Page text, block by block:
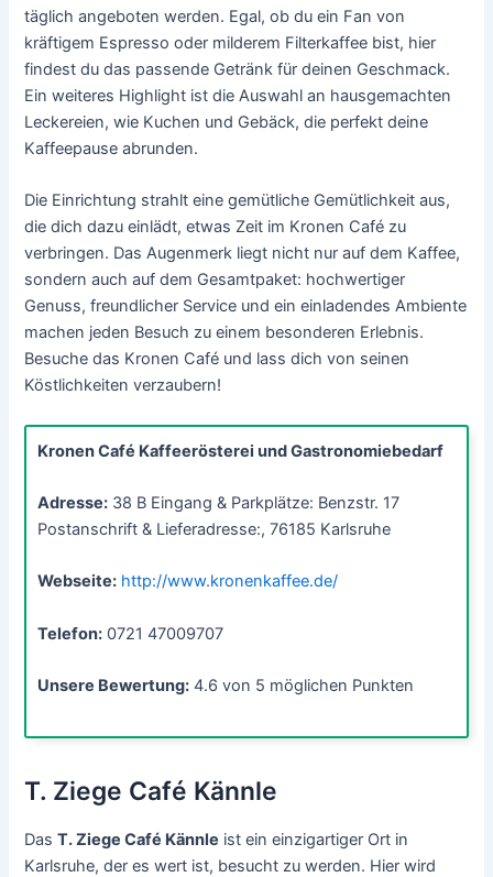
täglich angeboten werden. Egal, ob du ein Fan von
kräftigem Espresso oder milderem Filterkaffee bist, hier
findest du das passende Getränk für deinen Geschmack.
Ein weiteres Highlight ist die Auswahl an hausgemachten
Leckereien, wie Kuchen und Gebäck, die perfekt deine
Kaffeepause abrunden.
Die Einrichtung strahlt eine gemütliche Gemütlichkeit aus,
die dich dazu einlädt, etwas Zeit im Kronen Café zu
verbringen. Das Augenmerk liegt nicht nur auf dem Kaffee,
sondern auch auf dem Gesamtpaket: hochwertiger
Genuss, freundlicher Service und ein einladendes Ambiente
machen jeden Besuch zu einem besonderen Erlebnis.
Besuche das Kronen Café und lass dich von seinen
Köstlichkeiten verzaubern!
Kronen Café Kaffeerösterei und Gastronomiebedarf
Adresse: 38 B Eingang & Parkplätze: Benzstr. 17
Postanschrift & Lieferadresse:, 76185 Karlsruhe
Webseite: http://www.kronenkaffee.de/
Telefon: 0721 47009707
Unsere Bewertung: 4.6 von 5 möglichen Punkten
T. Ziege Café Kännle
DasT. Ziege Café Kännle ist ein einzigartiger Ort in
Karlsruhe, der es wert ist, besucht zu werden. Hier wird